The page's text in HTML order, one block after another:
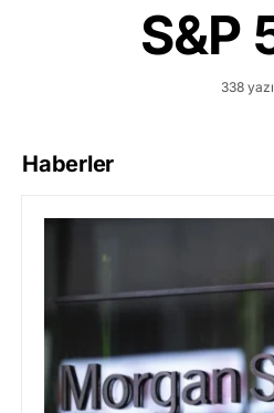
S&P
338 yazı
Haberler